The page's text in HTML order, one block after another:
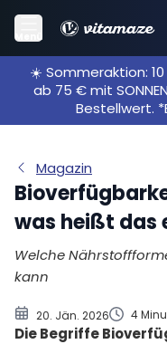
Menü
☀️ Sommeraktion: 10
ab 75 € mit
Bestellwert.
Magazin
was heißt das
Welche
kann
20. Jän. 2026 4
Die Begriffe
Was ist
Bioaktivität: Was